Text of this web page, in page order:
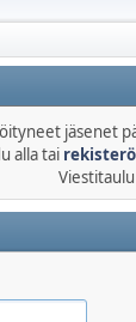
jäsenet
alla tai
Viestitaulu